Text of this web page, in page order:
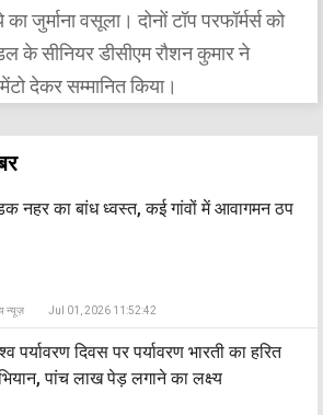
जुर्माना वसूला। दोनों टॉप परफॉर्मर्स को
के सीनियर डीसीएम रौशन कुमार ने
देकर सम्मानित किया।
नहर का बांध ध्वस्त, कई गांवों में आवागमन ठप
न्यूज़ Jul 01, 2026 11:52:42
पर्यावरण दिवस पर पर्यावरण भारती का हरित
पांच लाख पेड़ लगाने का लक्ष्य